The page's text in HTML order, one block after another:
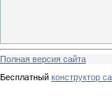
Полная версия сайта
Бесплатный конструктор